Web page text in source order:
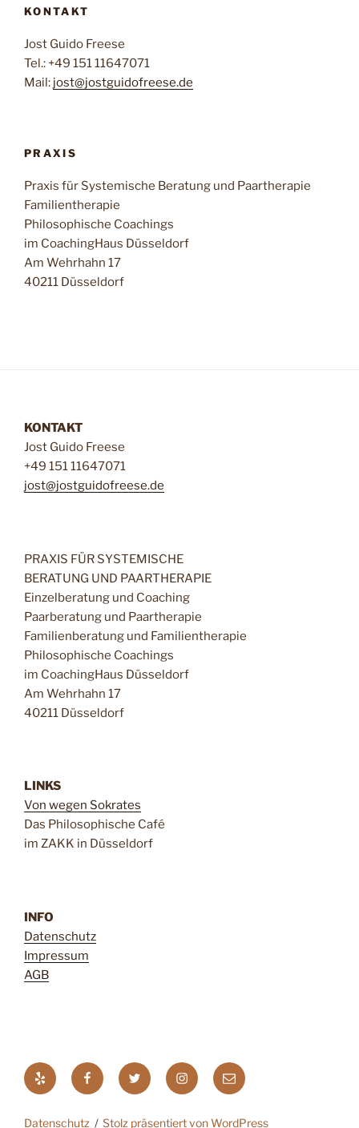
KONTAKT
Jost Guido Freese
Tel.: +49 151 11647071
Mail: jost@jostguidofreese.de
PRAXIS
Praxis für Systemische Beratung und Paartherapie
Familientherapie
Philosophische Coachings
im CoachingHaus Düsseldorf
Am Wehrhahn 17
40211 Düsseldorf
KONTAKT
Jost Guido Freese
+49 151 11647071
jost@jostguidofreese.de
PRAXIS FÜR SYSTEMISCHE
BERATUNG UND PAARTHERAPIE
Einzelberatung und Coaching
Paarberatung und Paartherapie
Familienberatung und Familientherapie
Philosophische Coachings
im CoachingHaus Düsseldorf
Am Wehrhahn 17
40211 Düsseldorf
LINKS
Von wegen Sokrates
Das Philosophische Café
im ZAKK in Düsseldorf
INFO
Datenschutz
Impressum
AGB
Yelp FacebookTwitter Instagram
E-
Mail
Datenschutz Stolz präsentiert von WordPress